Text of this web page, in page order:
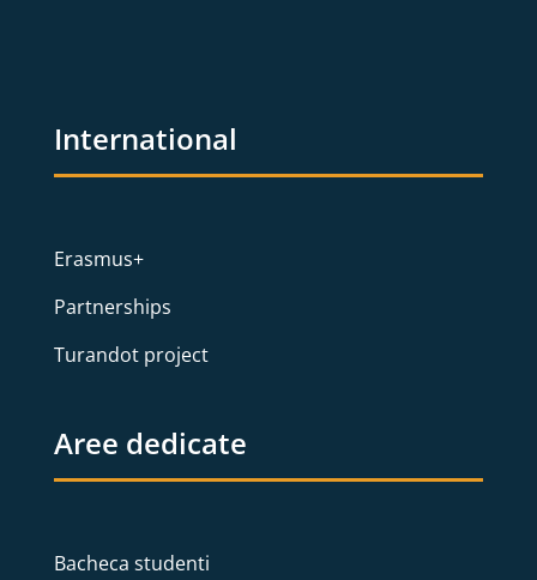
International
Erasmus+
Partnerships
Turandot project
Aree dedicate
Bacheca studenti